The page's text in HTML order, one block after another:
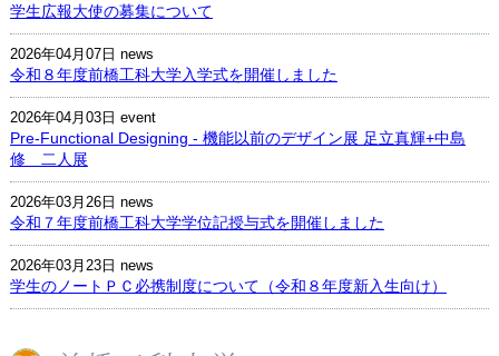
学生広報大使の募集について
2026年04月07日 news
令和８年度前橋工科大学入学式を開催しました
2026年04月03日 event
Pre-Functional Designing - 機能以前のデザイン展 足立真輝+中島
修 二人展
2026年03月26日 news
令和７年度前橋工科大学学位記授与式を開催しました
2026年03月23日 news
学生のノートＰＣ必携制度について（令和８年度新入生向け）